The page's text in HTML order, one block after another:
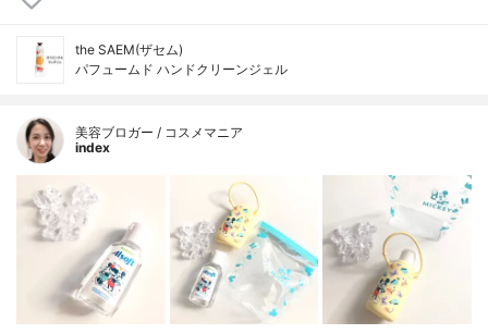
the SAEM(ザセム)
パフュームド ハンドクリーンジェル
美容ブロガー / コスメマニア
index